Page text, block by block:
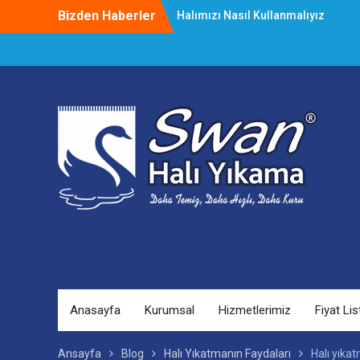
Bizden Haberler
Halımızı Nasıl Kullanmalıyız
Anasayfa Kurumsal Hizmetlerimiz Fiyat
Ansayfa Blog Halı Yıkatmanın Faydaları Halı